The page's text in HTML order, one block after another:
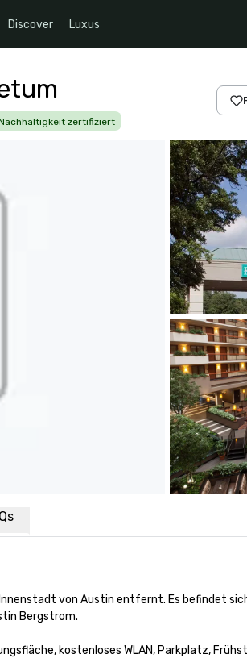
Discover Luxus
zertifiziert
von Austin entfernt. Es befindet
Bergstrom.
kostenloses WLAN, Parkplatz,